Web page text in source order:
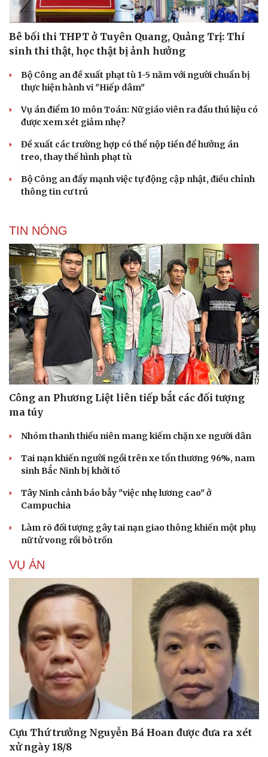
Du lịch
Tư vấn
Săn Tour
check-in
Podcast
Câu chuyện thời sự
Đọc truyện đêm khuya
Cửa sổ tình yêu
Kể chuyện cho bé
Bê bối thi THPT ở Tuyên Quang, Quảng Trị: Thí
sinh thi thật, học thật bị ảnh hưởng
Bộ Công an đề xuất phạt tù 1-5 năm với người chuẩn bị
thực hiện hành vi "Hiếp dâm"
Vụ án điểm 10 môn Toán: Nữ giáo viên ra đầu thú liệu có
được xem xét giảm nhẹ?
Đề xuất các trường hợp có thể nộp tiền để hưởng án
treo, thay thế hình phạt tù
Bộ Công an đẩy mạnh việc tự động cập nhật, điều chỉnh
thông tin cư trú
TIN NÓNG
Công an Phương Liệt liên tiếp bắt các đối tượng
ma túy
Nhóm thanh thiếu niên mang kiếm chặn xe người dân
Tai nạn khiến người ngồi trên xe tổn thương 96%, nam
sinh Bắc Ninh bị khởi tố
Tây Ninh cảnh báo bẫy "việc nhẹ lương cao" ở
Campuchia
Làm rõ đối tượng gây tai nạn giao thông khiến một phụ
nữ tử vong rồi bỏ trốn
VỤ ÁN
Cựu Thứ trưởng Nguyễn Bá Hoan được đưa ra xét
xử ngày 18/8